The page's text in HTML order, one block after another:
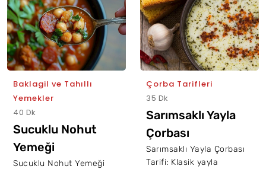
Baklagil ve Tahıllı
Yemekler
40 Dk
Sucuklu Nohut
Yemeği
Sucuklu Nohut Yemeği
Çorba Tarifleri
35 Dk
Sarımsaklı Yayla
Çorbası
Sarımsaklı Yayla Çorbası
Tarifi: Klasik yayla